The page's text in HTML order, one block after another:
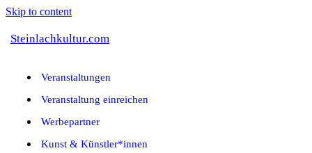
Skip to content
Steinlachkultur.com
Veranstaltungen
Veranstaltung einreichen
Werbepartner
Kunst & Künstler*innen